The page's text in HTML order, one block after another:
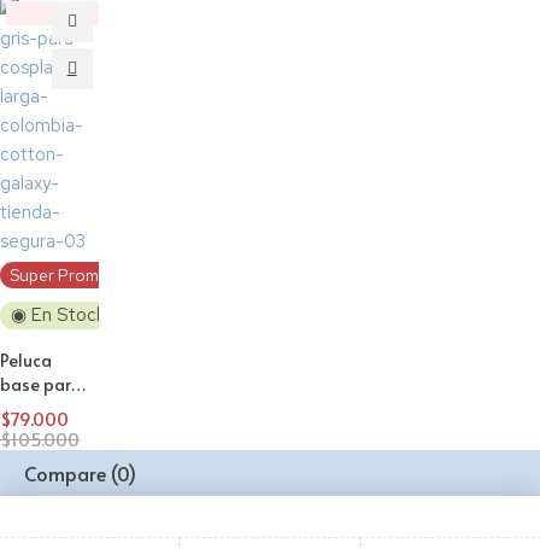
Super Promo!
◉ En Stock
Descuento
Peluca
base para
Cosplay
lisa 80cm
Gris
$105.000
$79.000
Compare (0)